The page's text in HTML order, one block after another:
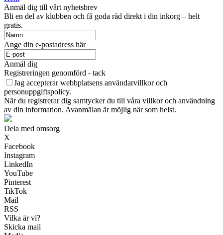
Anmäl dig till vårt nyhetsbrev
Bli en del av klubben och få goda råd direkt i din inkorg – helt
gratis.
Ange din e-postadress här
Anmäl dig
Registreringen genomförd - tack
Jag accepterar webbplatsens användarvillkor och
personuppgiftspolicy.
När du registrerar dig samtycker du till våra villkor och användning
av din information. Avanmälan är möjlig när som helst.
Dela med omsorg
X
Facebook
Instagram
LinkedIn
YouTube
Pinterest
TikTok
Mail
RSS
Vilka är vi?
Skicka mail